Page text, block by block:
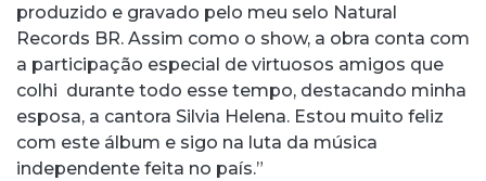
produzido e gravado pelo meu selo Natural
Records BR. Assim como o show, a obra conta com
a participação especial de virtuosos amigos que
colhi durante todo esse tempo, destacando minha
esposa, a cantora Silvia Helena. Estou muito feliz
com este álbum e sigo na luta da música
independente feita no país.”